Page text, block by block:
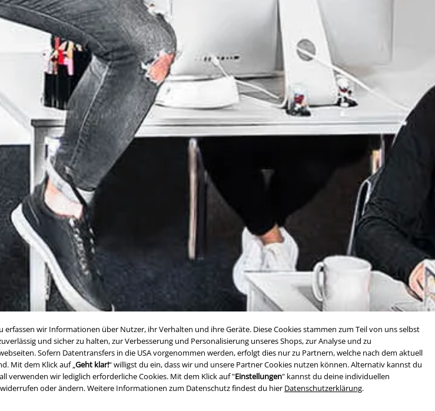
wir Informationen über Nutzer, ihr Verhalten und ihre Geräte. Diese Cookies stammen zum Teil von uns selbst
und sicher zu halten, zur Verbesserung und Personalisierung unseres Shops, zur Analyse und zu
Sofern Datentransfers in die USA vorgenommen werden, erfolgt dies nur zu Partnern, welche nach dem aktuell
Mit dem Klick auf „Geht klar!“ willigst du ein, dass wir und unsere Partner Cookies nutzen können. Alternativ kannst du
verwenden wir lediglich erforderliche Cookies. Mit dem Klick auf "Einstellungen" kannst du deine individuellen
widerrufen oder ändern. Weitere Informationen zum Datenschutz findest du hier Datenschutzerklärung.